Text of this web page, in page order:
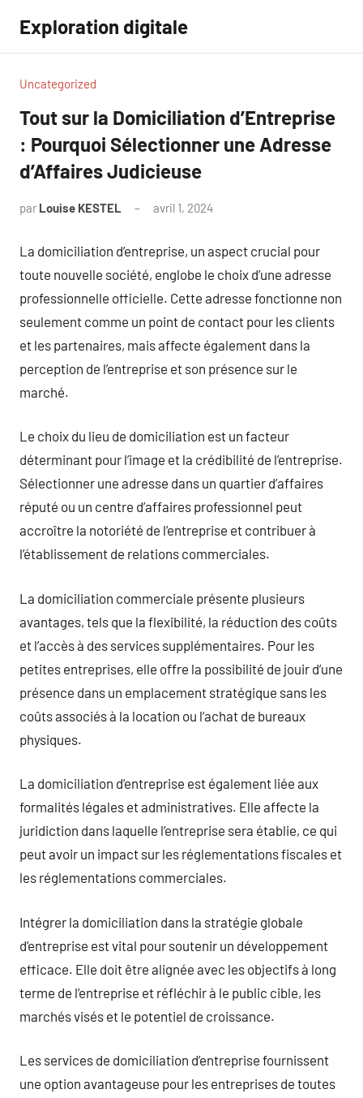
contenu
Exploration digitale
Uncategorized
Tout sur la Domiciliation d’Entreprise
: Pourquoi Sélectionner une Adresse
d’Affaires Judicieuse
par Louise KESTEL avril 1, 2024
La domiciliation d’entreprise, un aspect crucial pour
toute nouvelle société, englobe le choix d’une adresse
professionnelle officielle. Cette adresse fonctionne non
seulement comme un point de contact pour les clients
et les partenaires, mais affecte également dans la
perception de l’entreprise et son présence sur le
marché.
Le choix du lieu de domiciliation est un facteur
déterminant pour l’image et la crédibilité de l’entreprise.
Sélectionner une adresse dans un quartier d’affaires
réputé ou un centre d’affaires professionnel peut
accroître la notoriété de l’entreprise et contribuer à
l’établissement de relations commerciales.
La domiciliation commerciale présente plusieurs
avantages, tels que la flexibilité, la réduction des coûts
et l’accès à des services supplémentaires. Pour les
petites entreprises, elle offre la possibilité de jouir d’une
présence dans un emplacement stratégique sans les
coûts associés à la location ou l’achat de bureaux
physiques.
La domiciliation d’entreprise est également liée aux
formalités légales et administratives. Elle affecte la
juridiction dans laquelle l’entreprise sera établie, ce qui
peut avoir un impact sur les réglementations fiscales et
les réglementations commerciales.
Intégrer la domiciliation dans la stratégie globale
d’entreprise est vital pour soutenir un développement
efficace. Elle doit être alignée avec les objectifs à long
terme de l’entreprise et réfléchir à le public cible, les
marchés visés et le potentiel de croissance.
Les services de domiciliation d’entreprise fournissent
une option avantageuse pour les entreprises de toutes